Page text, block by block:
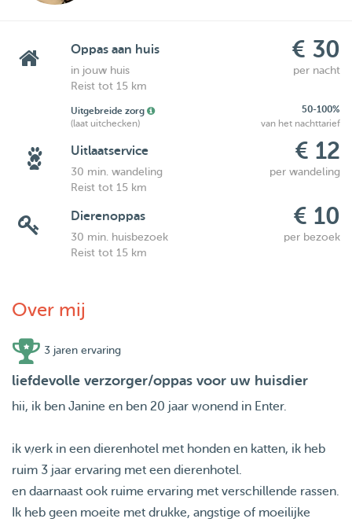
Oppas aan huis € 30
in jouw huis
per nacht
Reist tot 15 km
Uitgebreide zorg
50-100%
(laat uitchecken)
van het nachttarief
Uitlaatservice € 12
30 min. wandeling
per wandeling
Reist tot 15 km
Dierenoppas € 10
30 min. huisbezoek
per bezoek
Reist tot 15 km
Over mij
3 jaren ervaring
liefdevolle verzorger/oppas voor uw huisdier
hii, ik ben Janine en ben 20 jaar wonend in Enter.
ik werk in een dierenhotel met honden en katten, ik heb
ruim 3 jaar ervaring met een dierenhotel.
en daarnaast ook ruime ervaring met verschillende rassen.
Ik heb geen moeite met drukke, angstige of moeilijke